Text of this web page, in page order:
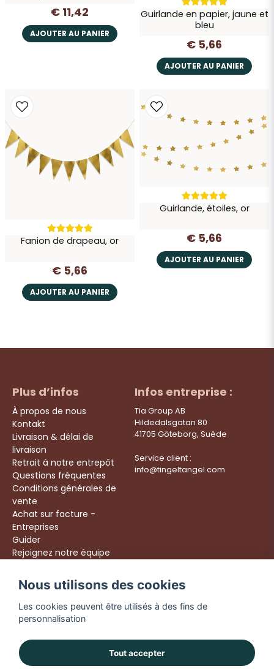
€ 11,42
AJOUTER AU PANIER
Guirlande en papier, jaune et
bleu
€ 5,66
AJOUTER AU PANIER
Fanion de drapeau, or
€ 5,66
AJOUTER AU PANIER
Guirlande, étoiles, or
€ 5,66
AJOUTER AU PANIER
Plus d’infos
À propos de nous
Kontakt
Livraison & délai de
livraison
Retrait à notre entrepôt
Questions fréquentes
Conditions générales de
vente
Achat sur facture -
Entreprises
Guider
Rejoignez notre équipe
Infos entreprise :
Tia Group AB
Hildedalsgatan 80
41705 Göteborg, Suède
Service client :
info@tingeltangel.com
Följ oss:
Facebook
Livraison rapide
Achats sécurisés
Nous utilisons des cookies
Les cookies peuvent être utilisés à des fins de
personnalisation
Tout accepter